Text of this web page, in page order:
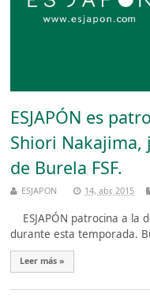
ESJAPÓN es
Shiori Nakajima,
de Burela FSF.
ESJAPON 14, abr, 2015
ESJAPÓN patrocina a la
durante esta temporada.
Leer más »